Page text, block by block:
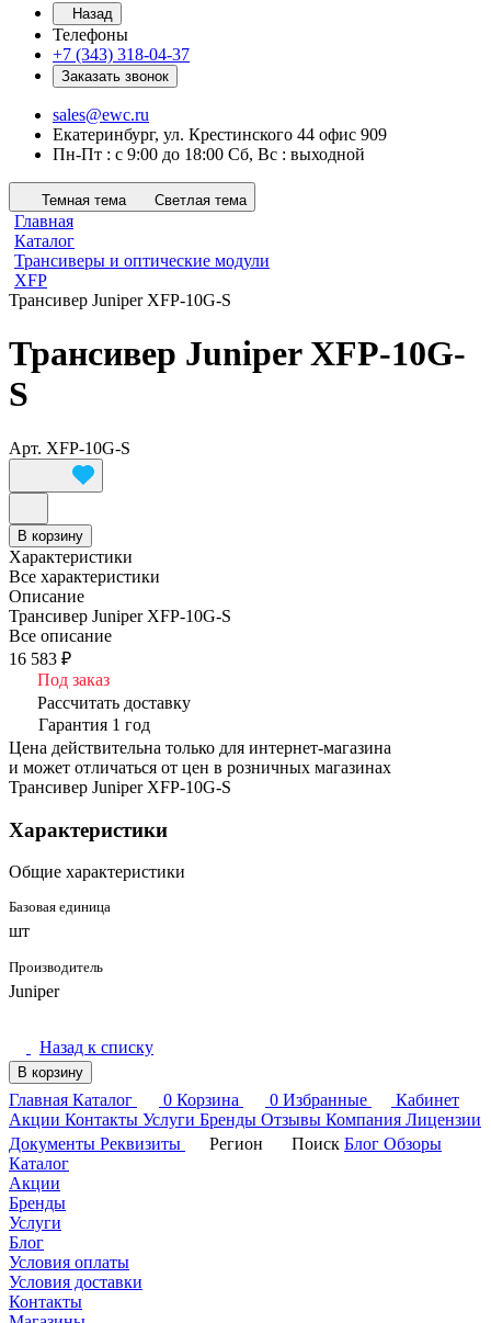
Назад
Телефоны
+7 (343) 318-04-37
Заказать звонок
sales@ewc.ru
Екатеринбург, ул. Крестинского 44 офис 909
Пн-Пт : с 9:00 до 18:00 Сб, Вс : выходной
Темная тема Светлая тема
Главная
Каталог
Трансиверы и оптические модули
XFP
Трансивер Juniper XFP-10G-S
Трансивер Juniper XFP-10G-
S
Арт. XFP-10G-S
В корзину
Характеристики
Все характеристики
Описание
Трансивер Juniper XFP-10G-S
Все описание
16 583 ₽
Под заказ
Рассчитать доставку
Гарантия 1 год
Цена действительна только для интернет-магазина
и может отличаться от цен в розничных магазинах
Трансивер Juniper XFP-10G-S
Характеристики
Общие характеристики
Базовая единица
шт
Производитель
Juniper
Назад к списку
В корзину
Главная Каталог 0 Корзина 0 Избранные
Кабинет
Акции Контакты Услуги Бренды Отзывы Компания Лицензии
Документы Реквизиты Регион Поиск Блог Обзоры
Каталог
Акции
Бренды
Услуги
Блог
Условия оплаты
Условия доставки
Контакты